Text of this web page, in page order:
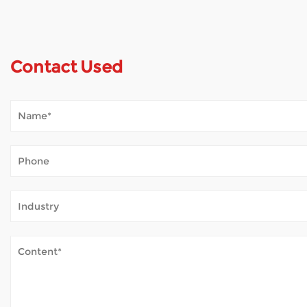
Contact Used
How Does Mobility Scooter Palpate Outdoor
sine labore assiduo. Cum scooter foris assidue adhibetur,
Dec 31, 2025